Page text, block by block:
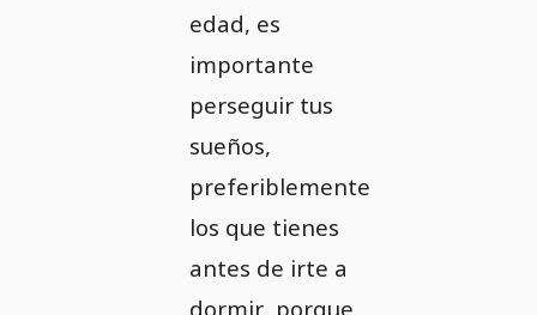
edad, es
importante
perseguir tus
sueños,
preferiblemente
los que tienes
antes de irte a
dormir, porque